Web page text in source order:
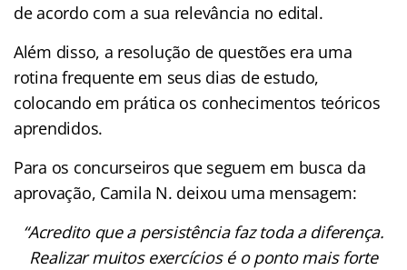
de acordo com a sua relevância no edital.
Além disso, a resolução de questões era uma
rotina frequente em seus dias de estudo,
colocando em prática os conhecimentos teóricos
aprendidos.
Para os concurseiros que seguem em busca da
aprovação, Camila N. deixou uma mensagem:
“Acredito que a persistência faz toda a diferença.
Realizar muitos exercícios é o ponto mais forte